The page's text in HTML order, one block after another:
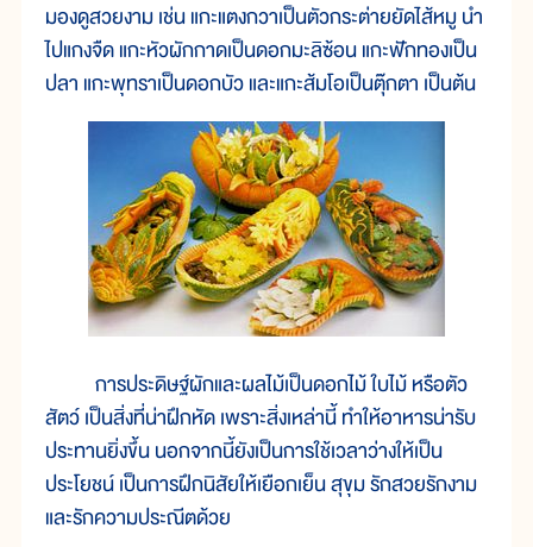
มองดูสวยงาม เช่น แกะแตงกวาเป็นตัวกระต่ายยัดไส้หมู นำ
ไปแกงจืด แกะหัวผักกาดเป็นดอกมะลิซ้อน แกะฟักทองเป็น
ปลา แกะพุทราเป็นดอกบัว และแกะส้มโอเป็นตุ๊กตา เป็นต้น
การประดิษฐ์ผักและผลไม้เป็นดอกไม้ ใบไม้ หรือตัว
สัตว์ เป็นสิ่งที่น่าฝึกหัด เพราะสิ่งเหล่านี้ ทำให้อาหารน่ารับ
ประทานยิ่งขึ้น นอกจากนี้ยังเป็นการใช้เวลาว่างให้เป็น
ประโยชน์ เป็นการฝึกนิสัยให้เยือกเย็น สุขุม รักสวยรักงาม
และรักความประณีตด้วย